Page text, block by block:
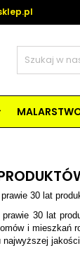
prawie 30 lat
prawie 30 lat
i mieszkań
najwyższej